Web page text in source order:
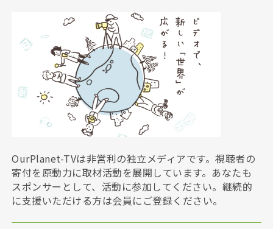
OurPlanet-TVは非営利の独立メディアです。視聴者の
寄付を原動力に取材活動を展開しています。あなたも
スポンサーとして、活動に参加してください。継続的
に支援いただける方は会員にご登録ください。